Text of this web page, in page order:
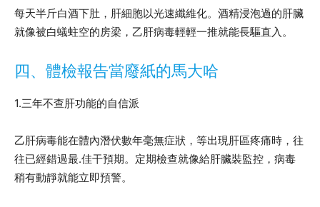
每天半斤白酒下肚，肝細胞以光速纖維化。酒精浸泡過的肝臟
就像被白蟻蛀空的房梁，乙肝病毒輕輕一推就能長驅直入。
四、體檢報告當廢紙的馬大哈
1.三年不查肝功能的自信派
乙肝病毒能在體內潛伏數年毫無症狀，等出現肝區疼痛時，往
往已經錯過最.佳干預期。定期檢查就像給肝臟裝監控，病毒
稍有動靜就能立即預警。